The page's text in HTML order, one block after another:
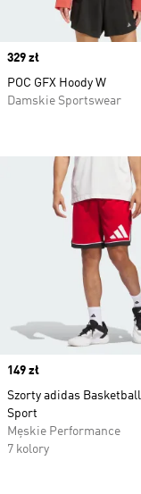
Price
329 zł
POC GFX Hoody W
Damskie Sportswear
Price
149 zł
Szorty adidas
Sport
Męskie Performance
7 kolory